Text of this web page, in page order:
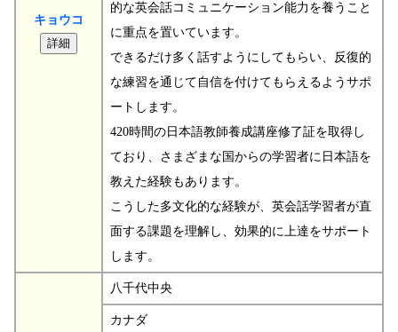
キョウコ
的な英会話コミュニケーション能力を養うこと
に重点を置いています。
できるだけ多く話すようにしてもらい、反復的
な練習を通じて自信を付けてもらえるようサポ
ートします。
420時間の日本語教師養成講座修了証を取得し
ており、さまざまな国からの学習者に日本語を
教えた経験もあります。
こうした多文化的な経験が、英会話学習者が直
面する課題を理解し、効果的に上達をサポート
します。
八千代中央
カナダ